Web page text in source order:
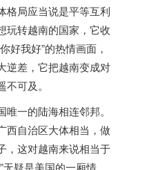
格局应当说是平等互利
玩转越南的国家，它收
好我好”的热情画面，
逆差，它把越南变成对
可及。
一的陆海相连邻邦。
西自治区大体相当，做
，这对越南来说相当于
无疑是美国的一厢情